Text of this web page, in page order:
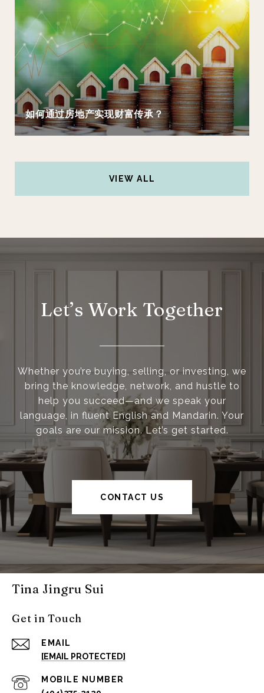
如何通过房地产实现财富传承？
VIEW ALL
Let’s Work Together
Whether you’re buying, selling, or investing, we
bring the knowledge, network, and hustle to
help you succeed—and we speak your
language, in fluent English and Mandarin. Your
goals are our mission. Let’s get started.
CONTACT US
Tina Jingru Sui
Get in Touch
EMAIL
[EMAIL PROTECTED]